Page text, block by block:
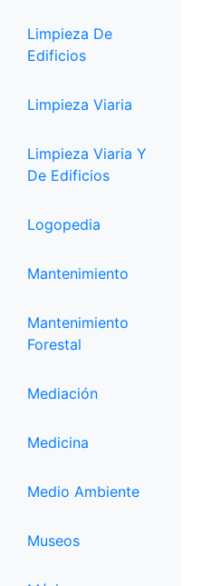
Limpieza De
Edificios
Limpieza Viaria
Limpieza Viaria Y
De Edificios
Logopedia
Mantenimiento
Mantenimiento
Forestal
Mediación
Medicina
Medio Ambiente
Museos